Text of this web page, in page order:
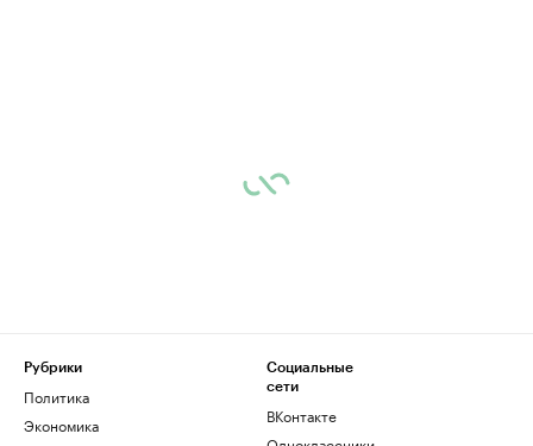
Рубрики
Политика
Экономика
Социальные
сети
ВКонтакте